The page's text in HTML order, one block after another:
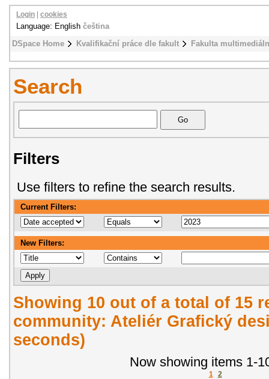
DSpace Home Kvalifikační práce dle fakult Fakulta
Login cookies
Language: English čeština
Search
Filters
Use filters to refine the search results.
Current Filters:
New Filters:
Showing 10 out of a total of 15
community: Ateliér Grafický
seconds)
Now showing items 1-
1 2